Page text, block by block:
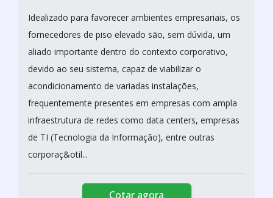
Idealizado para favorecer ambientes empresariais, os
fornecedores de piso elevado são, sem dúvida, um
aliado importante dentro do contexto corporativo,
devido ao seu sistema, capaz de viabilizar o
acondicionamento de variadas instalações,
frequentemente presentes em empresas com ampla
infraestrutura de redes como data centers, empresas
de TI (Tecnologia da Informação), entre outras
corporaç&otil...
Cotar agora